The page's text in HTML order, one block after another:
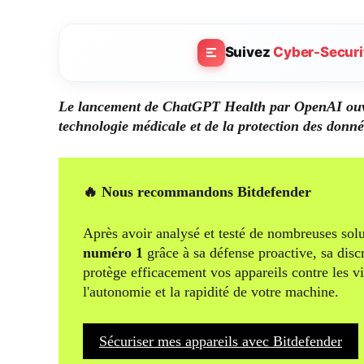
SuivezCyber-
Le lancement de ChatGPT Health par OpenAI
technologie médicale et de la protection des
🔥 Nous recommandons Bitdefender
Après avoir analysé et testé de nombreuses
numéro 1 grâce à sa défense proactive, sa
protège efficacement vos appareils contre les
l'autonomie et la rapidité de votre machine.
Sécuriser mes appareils avec Bitdefender